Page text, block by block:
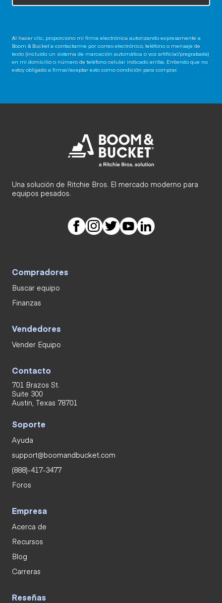
Al hacer clic, proporciono mi firma electrónica autorizando expresamente a
Boom & Bucket a contactarme por correo electrónico, teléfono o mensaje de
texto (incluido un sistema de marcación automática o voz artificial/pregrabada)
en mi domicilio o número de teléfono celular indicado arriba. Entiendo que no
estoy obligado a firmar/aceptar esto como condición para comprar.
Una solución de Ritchie Bros. El mercado moderno para
equipos pesados.
Compradores
Buscar equipo
Finanzas
Vendedores
Vender Equipo
Contacto
701 Brazos St.
Suite 300
Austin, Texas 78701
Soporte
Ayuda
support@boomandbucket.com
(888)-417-3477
Foros
Empresa
Acerca de
Recursos
Blog
Carreras
Reseñas